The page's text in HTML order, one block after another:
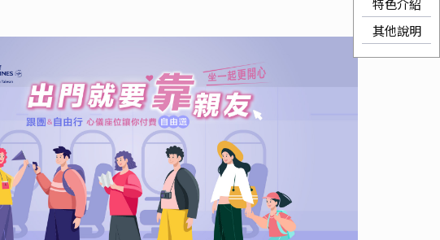
特色介紹
其他說明